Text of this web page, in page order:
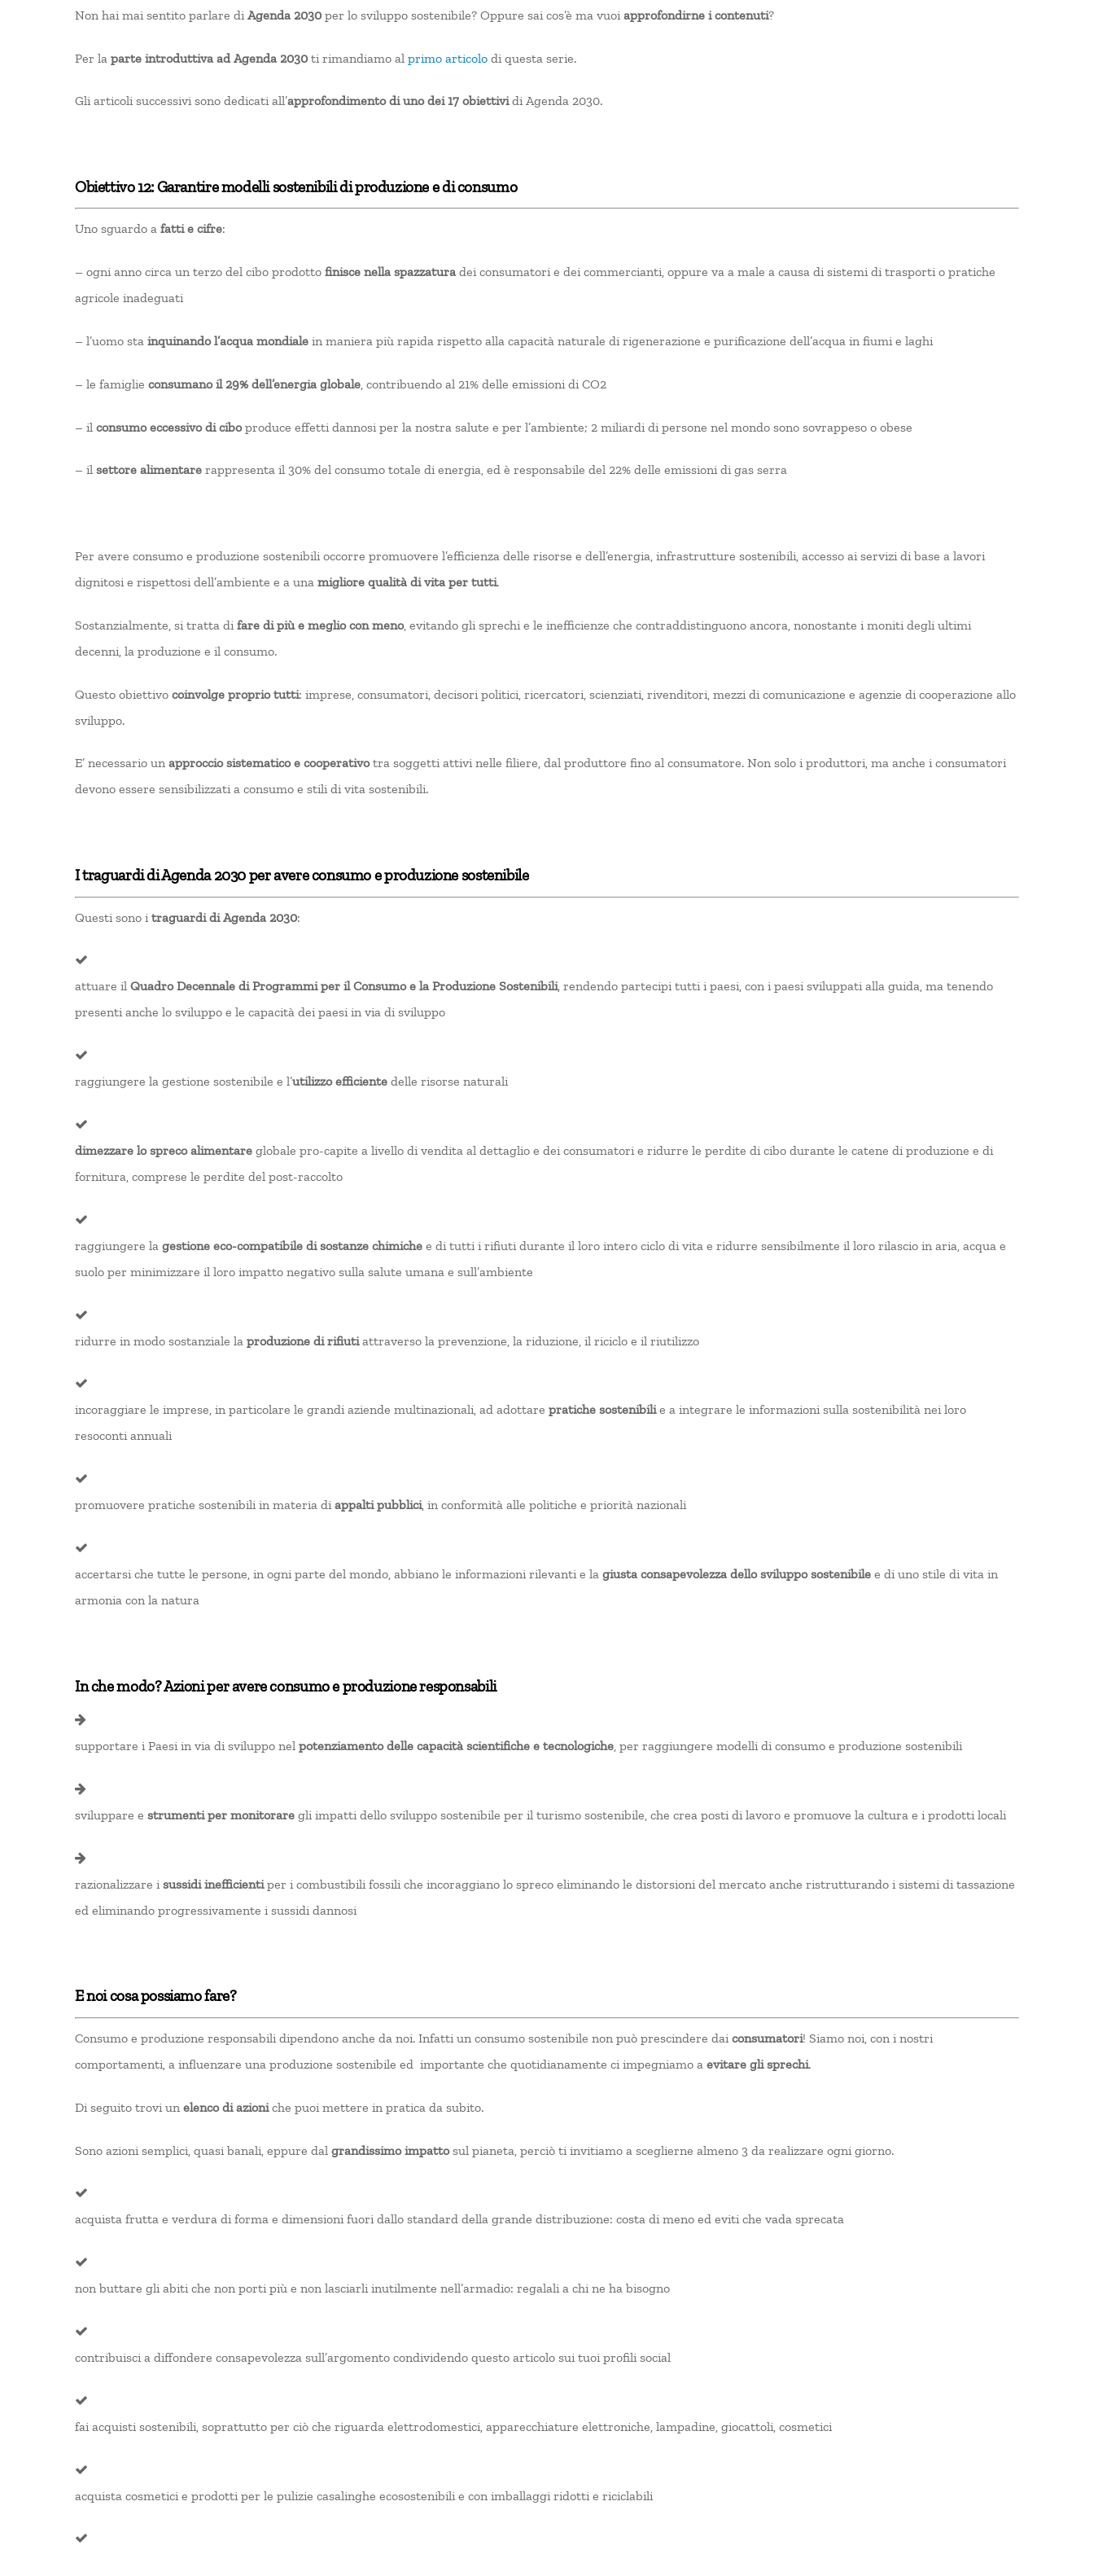
Non hai mai sentito parlare di Agenda 2030 per lo sviluppo sostenibile? Oppure sai cos’è ma vuoi approfondirne i contenuti?
Per la parte introduttiva ad Agenda 2030 ti rimandiamo al primo articolo di questa serie.
Gli articoli successivi sono dedicati all’approfondimento di uno dei 17 obiettividi Agenda 2030.
Obiettivo 12: Garantire modelli sostenibili di produzione e di consumo
Uno sguardo a fatti e cifre:
– ogni anno circa un terzo del cibo prodotto finisce nella spazzatura dei consumatori e dei commercianti, oppure va a male a causa di sistemi di trasporti o pratiche
agricole inadeguati
– l’uomo sta inquinando l’acqua mondiale in maniera più rapida rispetto alla capacità naturale di rigenerazione e purificazione dell’acqua in fiumi e laghi
– le famiglie consumano il 29% dell’energia globale, contribuendo al 21% delle emissioni di CO2
– il consumo eccessivo di ciboproduce effetti dannosi per la nostra salute e per l’ambiente; 2 miliardi di persone nel mondo sono sovrappeso o obese
– il settore alimentare rappresenta il 30% del consumo totale di energia, ed è responsabile del 22% delle emissioni di gas serra
Per avere consumo e produzione sostenibili occorre promuovere l’efficienza delle risorse e dell’energia, infrastrutture sostenibili, accesso ai servizi di base a lavori
dignitosi e rispettosi dell’ambiente e a una migliore qualità di vita per tutti.
Sostanzialmente, si tratta di fare di più e meglio con meno, evitando gli sprechi e le inefficienze che contraddistinguono ancora, nonostante i moniti degli ultimi
decenni, la produzione e il consumo.
Questo obiettivo coinvolge proprio tutti: imprese, consumatori, decisori politici, ricercatori, scienziati, rivenditori, mezzi di comunicazione e agenzie di cooperazione allo
sviluppo.
E’ necessario un approccio sistematico e cooperativotra soggetti attivi nelle filiere, dal produttore fino al consumatore. Non solo i produttori, ma anche i consumatori
devono essere sensibilizzati a consumo e stili di vita sostenibili.
I traguardi di Agenda 2030 per avere consumo e produzione sostenibile
Questi sono i traguardi di Agenda 2030:
attuare il Quadro Decennale di Programmi per il Consumo e la Produzione Sostenibili, rendendo partecipi tutti i paesi, con i paesi sviluppati alla guida, ma tenendo
presenti anche lo sviluppo e le capacità dei paesi in via di sviluppo
raggiungere la gestione sostenibile e l’utilizzo efficiente delle risorse naturali
dimezzare lo spreco alimentare globale pro-capite a livello di vendita al dettaglio e dei consumatori e ridurre le perdite di cibo durante le catene di produzione e di
fornitura, comprese le perdite del post-raccolto
raggiungere la gestione eco-compatibile di sostanze chimiche e di tutti i rifiuti durante il loro intero ciclo di vita e ridurre sensibilmente il loro rilascio in aria, acqua e
suolo per minimizzare il loro impatto negativo sulla salute umana e sull’ambiente
ridurre in modo sostanziale la produzione di rifiutiattraverso la prevenzione, la riduzione, il riciclo e il riutilizzo
incoraggiare le imprese, in particolare le grandi aziende multinazionali, ad adottare pratiche sostenibilie a integrare le informazioni sulla sostenibilità nei loro
resoconti annuali
promuovere pratiche sostenibili in materia di appalti pubblici, in conformità alle politiche e priorità nazionali
accertarsi che tutte le persone, in ogni parte del mondo, abbiano le informazioni rilevanti e la giusta consapevolezza dello sviluppo sostenibile e di uno stile di vita in
armonia con la natura
In che modo? Azioni per avere consumo e produzione responsabili
supportare i Paesi in via di sviluppo nel potenziamento delle capacità scientifiche e tecnologiche, per raggiungere modelli di consumo e produzione sostenibili
sviluppare e strumenti per monitorare gli impatti dello sviluppo sostenibile per il turismo sostenibile, che crea posti di lavoro e promuove la cultura e i prodotti locali
razionalizzare i sussidi inefficientiper i combustibili fossili che incoraggiano lo spreco eliminando le distorsioni del mercato anche ristrutturando i sistemi di tassazione
ed eliminando progressivamente i sussidi dannosi
E noi cosa possiamo fare?
Consumo e produzione responsabili dipendono anche da noi. Infatti un consumo sostenibile non può prescindere dai consumatori! Siamo noi, con i nostri
comportamenti, a influenzare una produzione sostenibile ed importante che quotidianamente ci impegniamo a evitare gli sprechi.
Di seguito trovi un elenco di azioniche puoi mettere in pratica da subito.
Sono azioni semplici, quasi banali, eppure dal grandissimo impattosul pianeta, perciò ti invitiamo a sceglierne almeno 3 da realizzare ogni giorno.
acquista frutta e verdura di forma e dimensioni fuori dallo standard della grande distribuzione: costa di meno ed eviti che vada sprecata
non buttare gli abiti che non porti più e non lasciarli inutilmente nell’armadio: regalali a chi ne ha bisogno
contribuisci a diffondere consapevolezza sull’argomento condividendo questo articolo sui tuoi profili social
fai acquisti sostenibili, soprattutto per ciò che riguarda elettrodomestici, apparecchiature elettroniche, lampadine, giocattoli, cosmetici
acquista cosmetici e prodotti per le pulizie casalinghe ecosostenibili e con imballaggi ridotti e riciclabili